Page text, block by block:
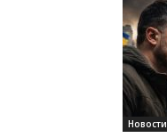
Новости